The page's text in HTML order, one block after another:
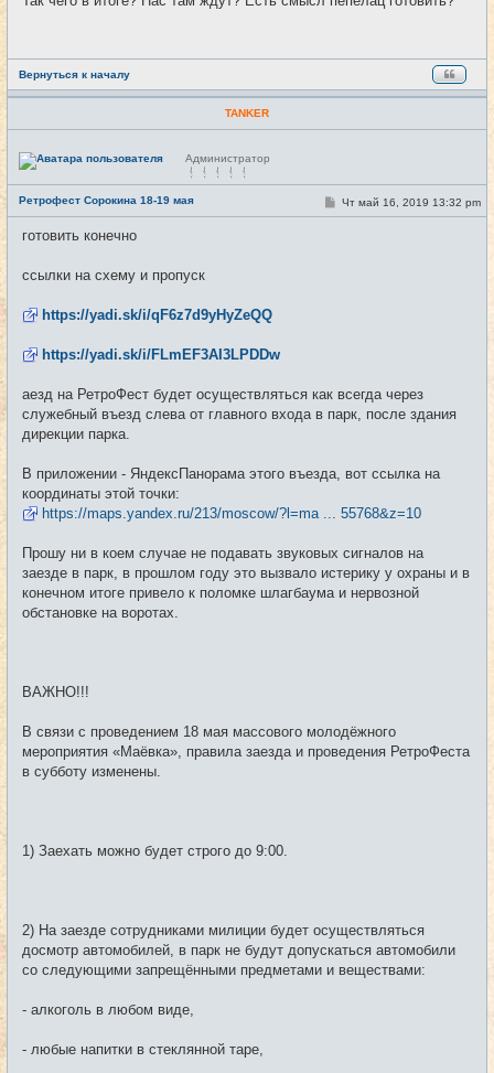
б
и
Вернуться к началу
TANKER
Н
е
е
т
и
Администратор
Ретрофест Сорокина 18-19 мая #11
С
о
Чт май 16, 2019 13:32 pm
готовить конечно
ссылки на схему и пропуск
https://yadi.sk/i/qF6z7d9yHyZeQQ
https://yadi.sk/i/FLmEF3AI3LPDDw
аезд на РетроФест будет осуществляться как всегда через
служебный въезд слева от главного входа в парк, после здания
дирекции парка.
В приложении - ЯндексПанорама этого въезда, вот ссылка на
координаты этой точки:
https://maps.yandex.ru/213/moscow/?l=ma ... 55768&z=10
Прошу ни в коем случае не подавать звуковых сигналов на
заезде в парк, в прошлом году это вызвало истерику у охраны и в
конечном итоге привело к поломке шлагбаума и нервозной
обстановке на воротах.
ВАЖНО!!!
В связи с проведением 18 мая массового молодёжного
мероприятия «Маёвка», правила заезда и проведения РетроФеста
в субботу изменены.
1) Заехать можно будет строго до 9:00.
2) На заезде сотрудниками милиции будет осуществляться
досмотр автомобилей, в парк не будут допускаться автомобили
со следующими запрещёнными предметами и веществами:
- алкоголь в любом виде,
- любые напитки в стеклянной таре,